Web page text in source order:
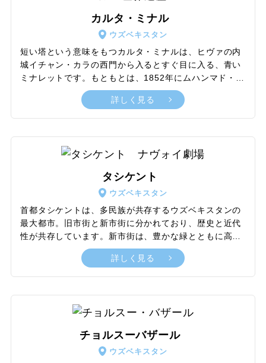
じめとした、独特なホラズム文化も魅力のひとつです。
カルタ・ミナル
ウズベキスタン
短い塔という意味をもつカルタ・ミナルは、ヒヴァの内
城イチャン・カラの西門から入るとすぐ目に入る、青い
ミナレットです。もともとは、1852年にムハンマド・ア
ミン・ハーンが、中央アジアで最も高いミナレットを目
指して建設を始めました。しかし、彼のペルシア遠征中
の死により工事は中断され、未完成のままのミナレット
になる予定だったといいます。カルタ・ミナルにはタイ
ル装飾が施されており、青、緑、ターコイズ、白などの
色彩が美しく調和しています。夜にはライトアップさ
れ、その魅力が一層引き立った姿が見られます。
詳しく見る
タシケント
ウズベキスタン
首都タシケントは、多民族が共存するウズベキスタンの
最大都市。旧市街と新市街に分かれており、歴史と近代
性が共存しています。新市街は、豊かな緑とともに高層
ビルが立ち並び、中央アジアの中心的都市を感じられる
風景です。一方、旧市街では迷路のように入り組んだ道
に、歴史的なクカルダシュ・メドレセやジュマ・モスク
で彩られています。2018年に地下鉄駅構内での写真撮影
が解禁され、観光客の新たな楽しみとなりました。国際
線も多く発着し、ウズベキスタン観光の玄関口としての
役割を担う都市です。
詳しく見る
チョルスーバザール
ウズベキスタン